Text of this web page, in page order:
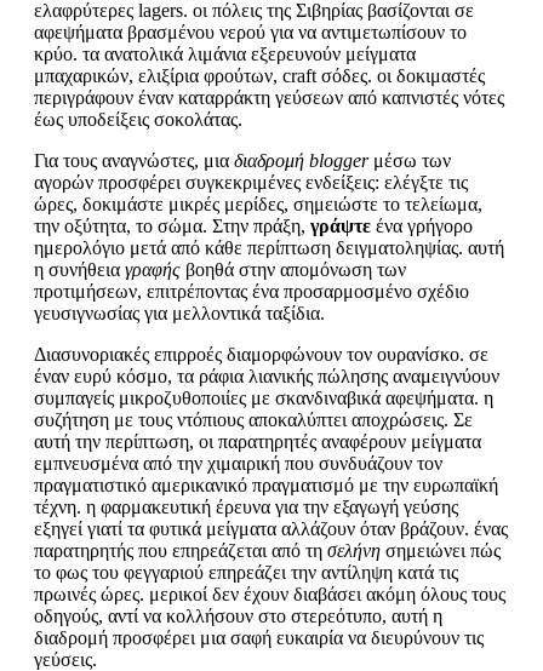
ελαφρύτερες lagers. οι πόλεις της Σιβηρίας βασίζονται σε
αφεψήματα βρασμένου νερού για να αντιμετωπίσουν το
κρύο. τα ανατολικά λιμάνια εξερευνούν μείγματα
μπαχαρικών, ελιξίρια φρούτων, craft σόδες. οι δοκιμαστές
περιγράφουν έναν καταρράκτη γεύσεων από καπνιστές νότες
έως υποδείξεις σοκολάτας.
Για τους αναγνώστες, μια διαδρομή bloggerμέσω των
αγορών προσφέρει συγκεκριμένες ενδείξεις: ελέγξτε τις
ώρες, δοκιμάστε μικρές μερίδες, σημειώστε το τελείωμα,
την οξύτητα, το σώμα. Στην πράξη, γράψτε ένα γρήγορο
ημερολόγιο μετά από κάθε περίπτωση δειγματοληψίας. αυτή
η συνήθεια γραφής βοηθά στην απομόνωση των
προτιμήσεων, επιτρέποντας ένα προσαρμοσμένο σχέδιο
γευσιγνωσίας για μελλοντικά ταξίδια.
Διασυνοριακές επιρροές διαμορφώνουν τον ουρανίσκο. σε
έναν ευρύ κόσμο, τα ράφια λιανικής πώλησης αναμειγνύουν
συμπαγείς μικροζυθοποιίες με σκανδιναβικά αφεψήματα. η
συζήτηση με τους ντόπιους αποκαλύπτει αποχρώσεις. Σε
αυτή την περίπτωση, οι παρατηρητές αναφέρουν μείγματα
εμπνευσμένα από την χιμαιρική που συνδυάζουν τον
πραγματιστικό αμερικανικό πραγματισμό με την ευρωπαϊκή
τέχνη. η φαρμακευτική έρευνα για την εξαγωγή γεύσης
εξηγεί γιατί τα φυτικά μείγματα αλλάζουν όταν βράζουν. ένας
παρατηρητής που επηρεάζεται από τη σελήνη σημειώνει πώς
το φως του φεγγαριού επηρεάζει την αντίληψη κατά τις
πρωινές ώρες. μερικοί δεν έχουν διαβάσει ακόμη όλους τους
οδηγούς, αντί να κολλήσουν στο στερεότυπο, αυτή η
διαδρομή προσφέρει μια σαφή ευκαιρία να διευρύνουν τις
γεύσεις.